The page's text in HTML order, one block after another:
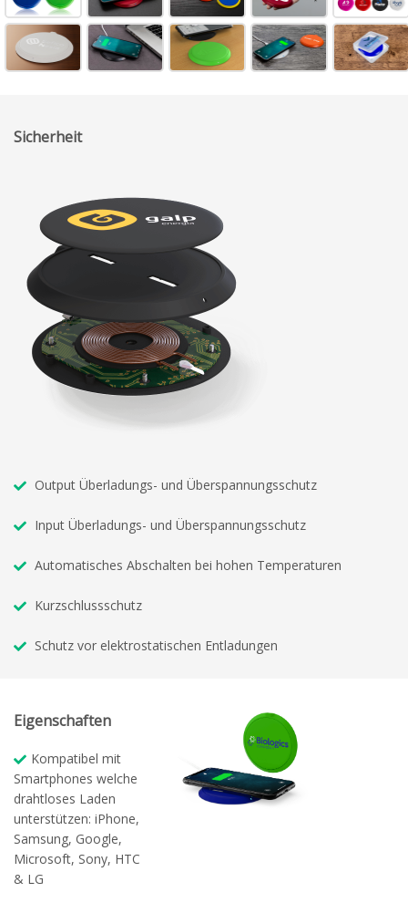
Sicherheit
Output Überladungs- und Überspannungsschutz
Input Überladungs- und Überspannungsschutz
Automatisches Abschalten bei hohen Temperaturen
Kurzschlussschutz
Schutz vor elektrostatischen Entladungen
Eigenschaften
Kompatibel mit
Smartphones welche
drahtloses Laden
unterstützen: iPhone,
Samsung, Google,
Microsoft, Sony, HTC
& LG